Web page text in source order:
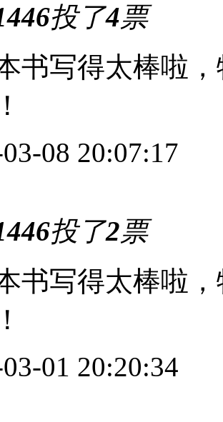
投了4票
书写得太棒啦
08 20:07:17
投了2票
书写得太棒啦
01 20:20:34